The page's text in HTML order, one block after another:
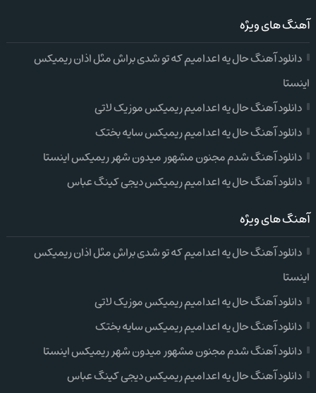
آهنگ های ویژه
دانلود آهنگ حال یه اعدامیم که تو شدی براش مثل اذان ریمیکس
اینستا
دانلود آهنگ حال یه اعدامیم ریمیکس موزیک لاتی
دانلود آهنگ حال یه اعدامیم ریمیکس سایه بختک
دانلود آهنگ شدم مجنون مشهور میدون شهر ریمیکس اینستا
دانلود آهنگ حال یه اعدامیم ریمیکس دیجی کینگ عباس
آهنگ های ویژه
دانلود آهنگ حال یه اعدامیم که تو شدی براش مثل اذان ریمیکس
اینستا
دانلود آهنگ حال یه اعدامیم ریمیکس موزیک لاتی
دانلود آهنگ حال یه اعدامیم ریمیکس سایه بختک
دانلود آهنگ شدم مجنون مشهور میدون شهر ریمیکس اینستا
دانلود آهنگ حال یه اعدامیم ریمیکس دیجی کینگ عباس